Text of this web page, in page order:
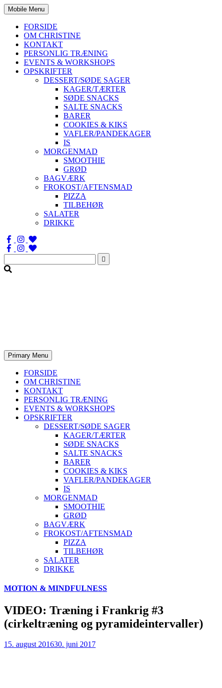
Mobile Menu
FORSIDE
OM CHRISTINE
KONTAKT
PERSONLIG TRÆNING
EVENTS & WORKSHOPS
OPSKRIFTER
DESSERT/SØDE SAGER
KAGER/TÆRTER
SØDE SNACKS
SALTE SNACKS
BARER
COOKIES & KIKS
VAFLER/PANDEKAGER
IS
MORGENMAD
SMOOTHIE
GRØD
BAGVÆRK
FROKOST/AFTENSMAD
PIZZA
TILBEHØR
SALATER
DRIKKE
Søg
efter:
Primary Menu
FORSIDE
OM CHRISTINE
KONTAKT
PERSONLIG TRÆNING
EVENTS & WORKSHOPS
OPSKRIFTER
DESSERT/SØDE SAGER
KAGER/TÆRTER
SØDE SNACKS
SALTE SNACKS
BARER
COOKIES & KIKS
VAFLER/PANDEKAGER
IS
MORGENMAD
SMOOTHIE
GRØD
BAGVÆRK
FROKOST/AFTENSMAD
PIZZA
TILBEHØR
SALATER
DRIKKE
Skip
content
MOTION & MINDFULNESS
VIDEO: Træning i Frankrig #3
(cirkeltræning og pyramideintervaller)
15. august 201630. juni 2017